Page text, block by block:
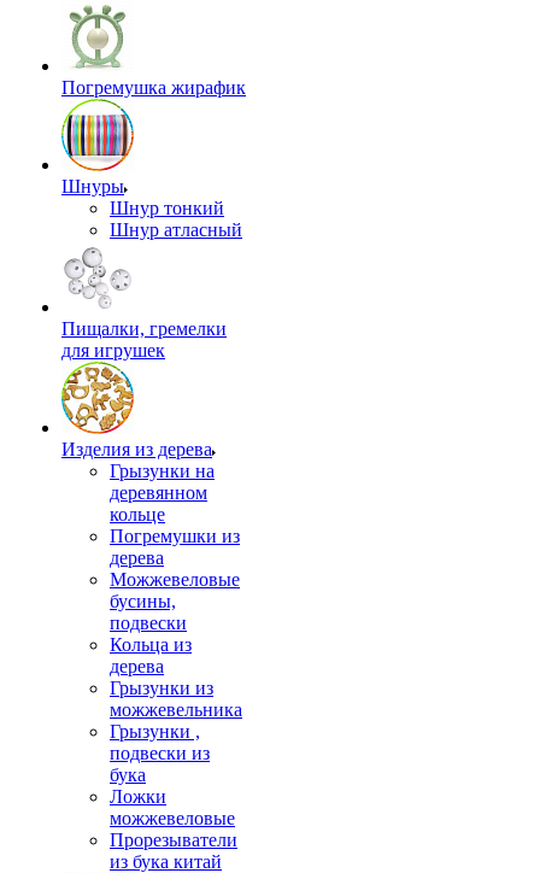
Погремушка жирафик
Шнуры
Шнур тонкий
Шнур атласный
Пищалки, гремелки
для игрушек
Изделия из дерева
Грызунки на
деревянном
кольце
Погремушки из
дерева
Можжевеловые
бусины,
подвески
Кольца из
дерева
Грызунки из
можжевельника
Грызунки ,
подвески из
бука
Ложки
можжевеловые
Прорезыватели
из бука китай